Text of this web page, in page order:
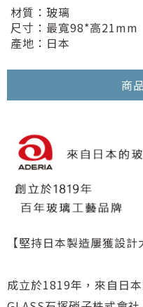
材質：玻璃
尺寸：最寬98*高21mm
產地：日本
商
【堅持日本製造屢獲設計
成立於1819年，來自日